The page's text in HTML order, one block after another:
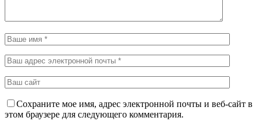
Сохраните мое имя, адрес электронной почты и веб-сайт в
этом браузере для следующего комментария.